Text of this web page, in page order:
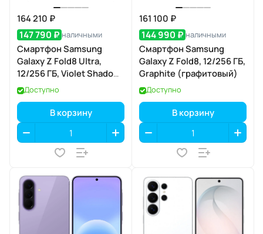
164 210 ₽
147 790 ₽ наличными
Смартфон Samsung
Galaxy Z Fold8 Ultra,
12/256 ГБ, Violet Shadow
(фиолетовая тень)
Доступно
В корзину
161 100 ₽
144 990 ₽ наличными
Смартфон Samsung
Galaxy Z Fold8, 12/256 ГБ,
Graphite (графитовый)
Доступно
В корзину